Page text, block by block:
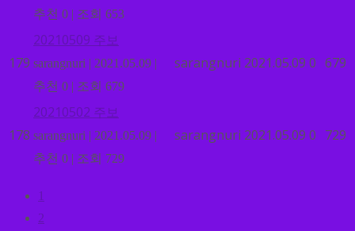
추천 0 | 조회 653
179
20210509 주보
sarangnuri | 2021.05.09 |
추천 0 | 조회 679
sarangnuri 2021.05.09 0 679
178
20210502 주보
sarangnuri | 2021.05.09 |
추천 0 | 조회 729
sarangnuri 2021.05.09 0 729
1
2